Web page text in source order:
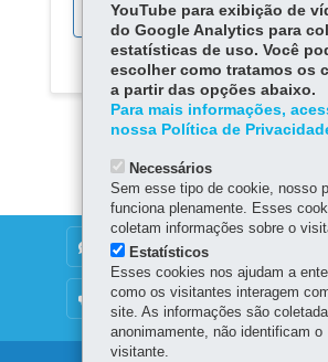
DENUNCIE CORRUPÇÃO
OUVIDORIA
YouTube para exibição de
do Google Analytics para
estatísticas de uso. Você
escolher como tratamos os
a partir das opções abaixo.
Para mais informações,
nossa Política de
Necessários
Sem esse tipo de cookie, nosso
funciona plenamente. Esses
coletam informações sobre o
Estatísticos
Esses cookies nos ajudam a
como os visitantes interagem
site. As informações são
anonimamente, não identificam o
visitante.